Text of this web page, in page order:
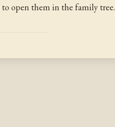
to open them in the family tree.